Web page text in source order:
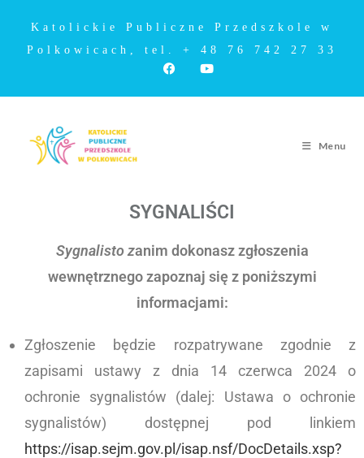
Katolickie Publiczne Przedszkole w
Polkowicach, tel. + 48 76 742 27 33
Menu
SYGNALIŚCI
Sygnalisto zanim dokonasz zgłoszenia
wewnętrznego zapoznaj się z poniższymi
informacjami:
Zgłoszenie będzie rozpatrywane zgodnie z
zapisami ustawy z dnia 14 czerwca 2024 o
ochronie sygnalistów (dalej: Ustawa o ochronie
sygnalistów) dostępnej pod linkiem
https://isap.sejm.gov.pl/isap.nsf/DocDetails.xsp?